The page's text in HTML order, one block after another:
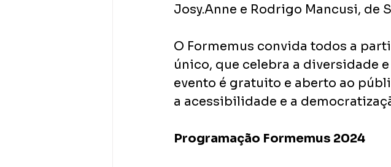
Josy.Anne e Rodrigo Mancusi, de
O Formemus convida todos a
único, que celebra a diversidade
evento é gratuito e aberto ao
a acessibilidade e a
Programação Formemus 2024